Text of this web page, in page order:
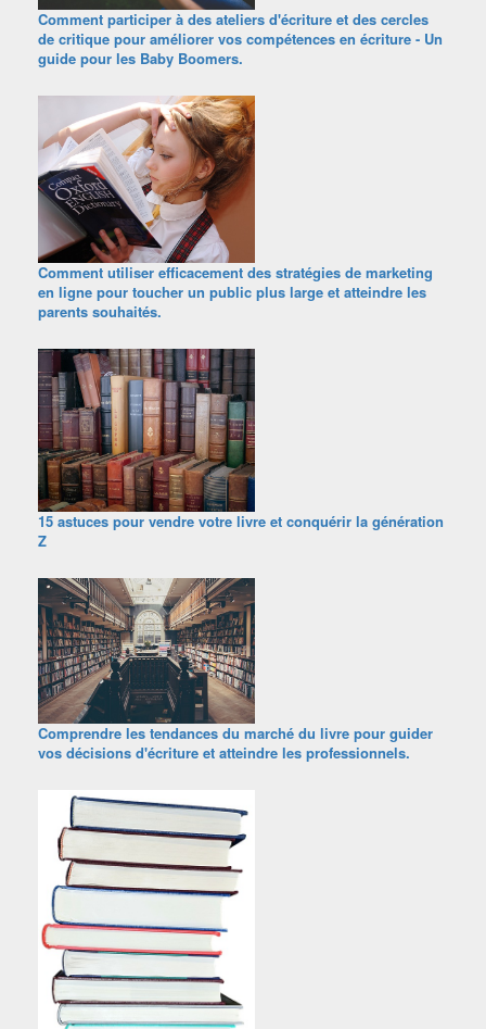
Comment participer à des ateliers d'écriture et des cercles
de critique pour améliorer vos compétences en écriture - Un
guide pour les Baby Boomers.
Comment utiliser efficacement des stratégies de marketing
en ligne pour toucher un public plus large et atteindre les
parents souhaités.
15 astuces pour vendre votre livre et conquérir la génération
Z
Comprendre les tendances du marché du livre pour guider
vos décisions d'écriture et atteindre les professionnels.